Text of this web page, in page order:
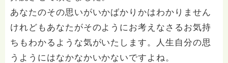
あなたのその思いがいかばかりかはわかりません
けれどもあなたがそのようにお考えなさるお気持
ちもわかるような気がいたします。人生自分の思
うようにはなかなかいかないですよね。